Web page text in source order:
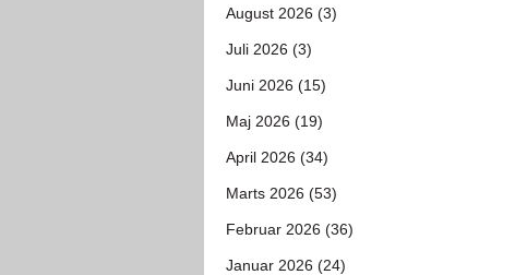
August 2026 (3)
Juli 2026 (3)
Juni 2026 (15)
Maj 2026 (19)
April 2026 (34)
Marts 2026 (53)
Februar 2026 (36)
Januar 2026 (24)